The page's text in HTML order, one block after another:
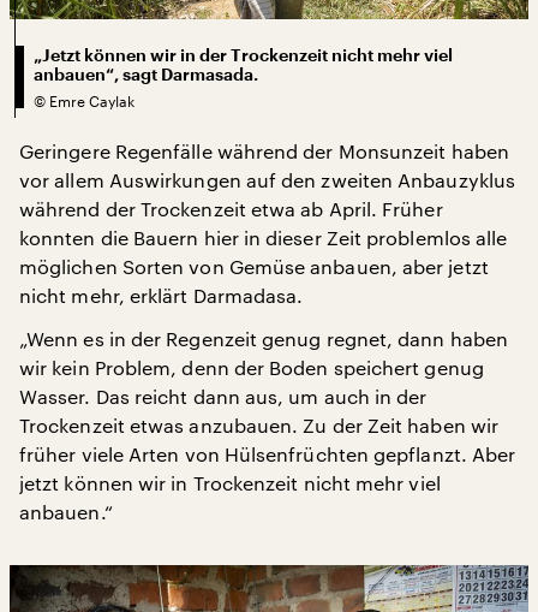
„Jetzt können wir in der Trockenzeit nicht mehr viel
anbauen“, sagt Darmasada.
© Emre Caylak
Geringere Regenfälle während der Monsunzeit haben
vor allem Auswirkungen auf den zweiten Anbauzyklus
während der Trockenzeit etwa ab April. Früher
konnten die Bauern hier in dieser Zeit problemlos alle
möglichen Sorten von Gemüse anbauen, aber jetzt
nicht mehr, erklärt Darmadasa.
„Wenn es in der Regenzeit genug regnet, dann haben
wir kein Problem, denn der Boden speichert genug
Wasser. Das reicht dann aus, um auch in der
Trockenzeit etwas anzubauen. Zu der Zeit haben wir
früher viele Arten von Hülsenfrüchten gepflanzt. Aber
jetzt können wir in Trockenzeit nicht mehr viel
anbauen.“